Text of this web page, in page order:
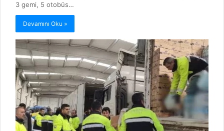
3 gemi, 5 otobüs…
Devamını Oku »